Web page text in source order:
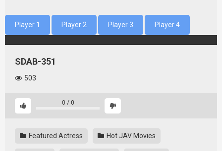
Player 1 Player 2 Player 3 Player 4
SDAB-351
503
0 / 0
Featured Actress Hot JAV Movies